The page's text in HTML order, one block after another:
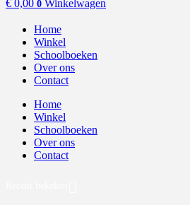
€ 0,00 0 Winkelwagen
Home
Winkel
Schoolboeken
Over ons
Contact
Home
Winkel
Schoolboeken
Over ons
Contact